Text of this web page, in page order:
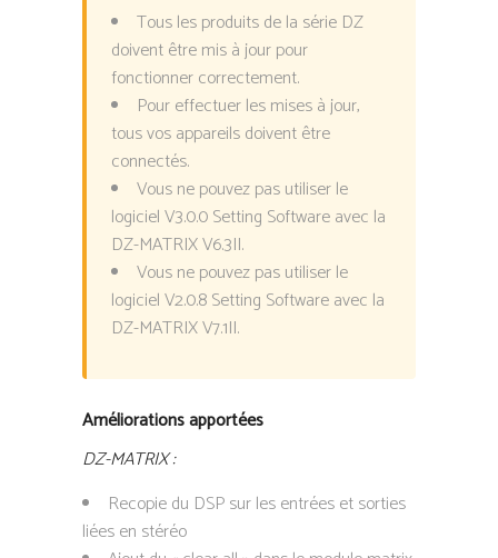
Tous les produits de la série DZ
doivent être mis à jour pour
fonctionner correctement.
Pour effectuer les mises à jour,
tous vos appareils doivent être
connectés.
Vous ne pouvez pas utiliser le
logiciel V3.0.0 Setting Software avec la
DZ-MATRIX V6.3II.
Vous ne pouvez pas utiliser le
logiciel V2.0.8 Setting Software avec la
DZ-MATRIX V7.1II.
Améliorations apportées
DZ-MATRIX :
Recopie du DSP sur les entrées et sorties
liées en stéréo